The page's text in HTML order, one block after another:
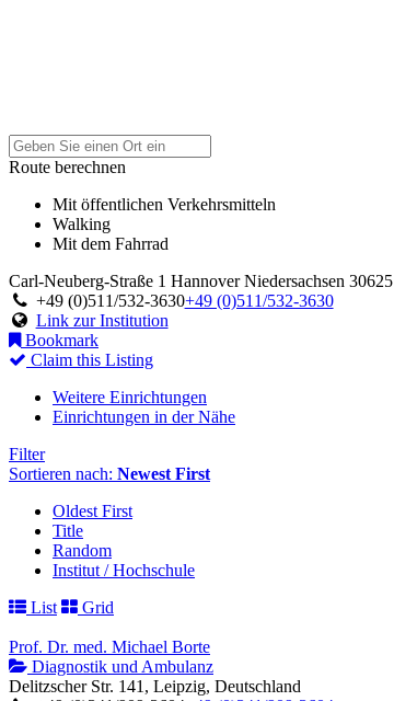
Route berechnen
Mit öffentlichen Verkehrsmitteln
Walking
Mit dem Fahrrad
Carl-Neuberg-Straße 1 Hannover Niedersachsen 30625
+49 (0)511/532-3630+49 (0)511/532-3630
Link zur Institution
Bookmark
Claim this Listing
Weitere Einrichtungen
Einrichtungen in der Nähe
Filter
Sortieren nach: Newest First
Oldest First
Title
Random
Institut / Hochschule
List
Grid
Prof. Dr. med. Michael Borte
Diagnostik und Ambulanz
Delitzscher Str. 141, Leipzig, Deutschland